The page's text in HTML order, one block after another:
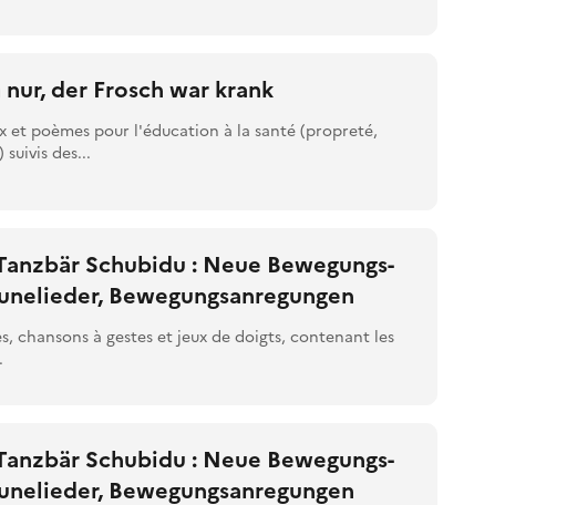
der Frosch war krank
et poèmes pour l'éducation à la santé (propreté,
des...
Schubidu : Neue Bewegungs-
Bewegungsanregungen
chansons à gestes et jeux de doigts, contenant les
Schubidu : Neue Bewegungs-
Bewegungsanregungen